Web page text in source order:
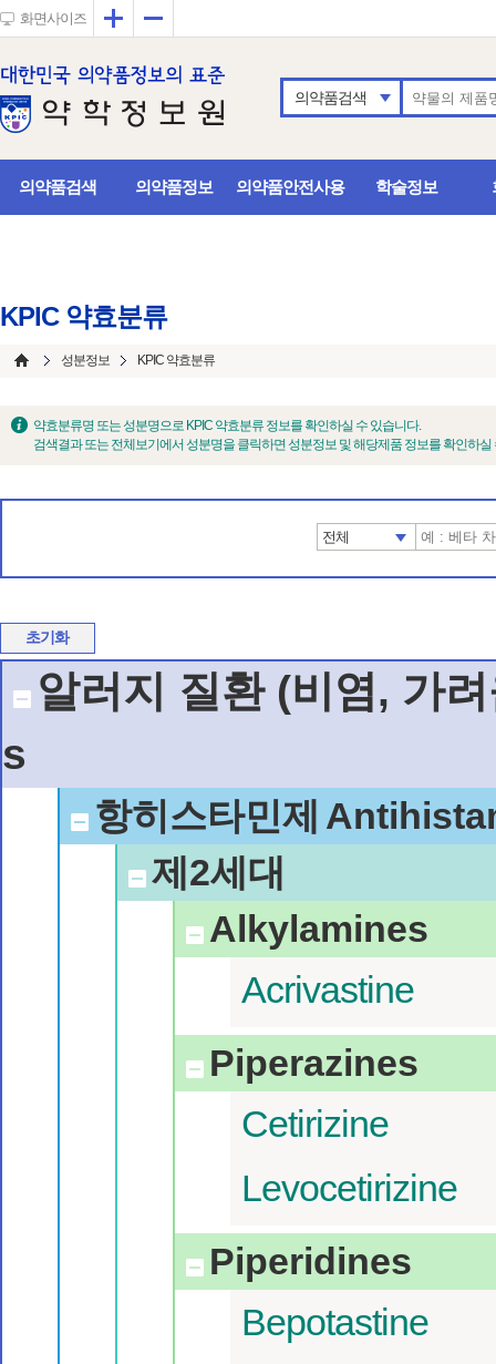
화면사이즈 확대
의약품검색
의약품검색 의약품정보 의약품안전사용 학술정보
KPIC 약효분류
성분정보 KPIC 약효분류
약효분류명 또는 성분명으로 KPIC 약효분류 정보를 확인하실 수 있습니다.
검색결과 또는 전체보기에서 성분명을 클릭하면 성분정보 및 해당제품 정보를 확인하실
전체
초기화
알러지 질환 (비염, 가
s
항히스타민제
제2세대
Alkylamines
Acrivastine
Piperazines
Cetirizine
Levocetirizine
Piperidines
Bepotastine